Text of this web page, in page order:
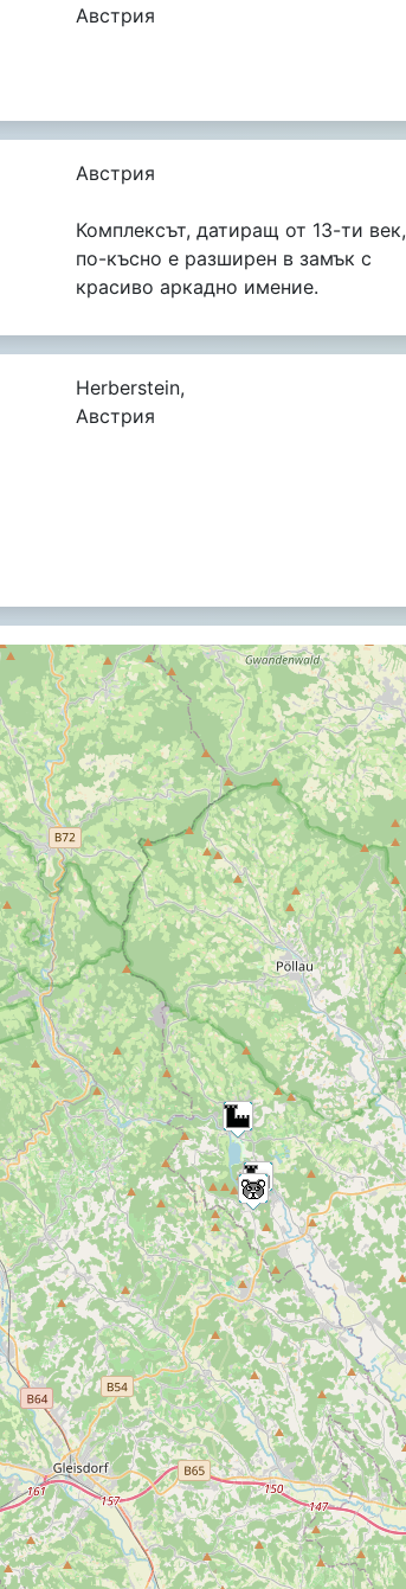
Австрия
Австрия
Комплексът, датиращ от 13-ти век,
по-късно е разширен в замък с
красиво аркадно имение.
Herberstein,
Австрия